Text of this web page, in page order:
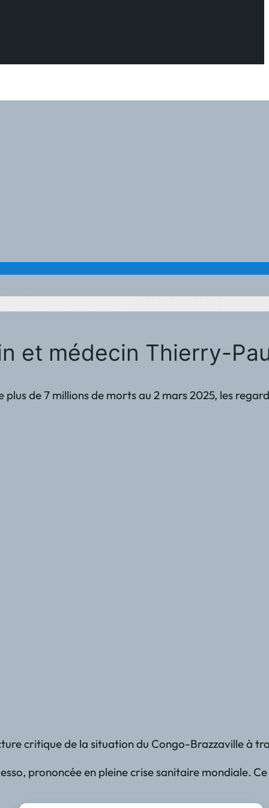
et médecin Thierry-
de 7 millions de morts au 2 mars 2025, les
critique de la situation du Congo-Brazzaville à
prononcée en pleine crise sanitaire mondiale.